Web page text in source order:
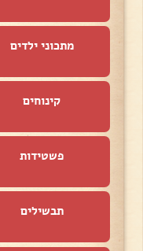
מתכוני ילדים
קינוחים
פשטידות
תבשילים